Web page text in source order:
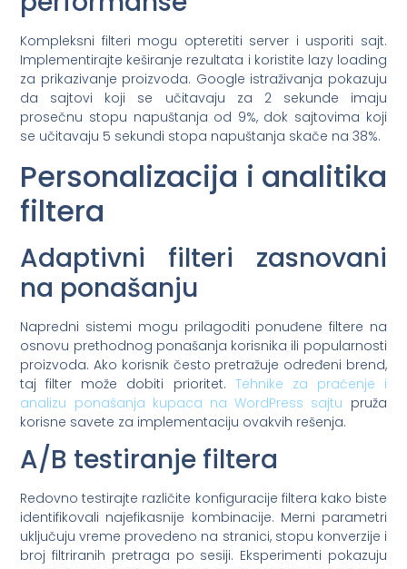
Kompleksni filteri mogu opteretiti server i usporiti sajt.
Implementirajte keširanje rezultata i koristite lazy loading
za prikazivanje proizvoda. Google istraživanja pokazuju
da sajtovi koji se učitavaju za 2 sekunde imaju
prosečnu stopu napuštanja od 9%, dok sajtovima koji
se učitavaju 5 sekundi stopa napuštanja skače na 38%.
Personalizacija i analitika
filtera
Adaptivni filteri zasnovani
na ponašanju
Napredni sistemi mogu prilagoditi ponuđene filtere na
osnovu prethodnog ponašanja korisnika ili popularnosti
proizvoda. Ako korisnik često pretražuje određeni brend,
taj filter može dobiti prioritet. Tehnike za praćenje i
analizu ponašanja kupaca na WordPress sajtu pruža
korisne savete za implementaciju ovakvih rešenja.
A/B testiranje filtera
Redovno testirajte različite konfiguracije filtera kako biste
identifikovali najefikasnije kombinacije. Merni parametri
uključuju vreme provedeno na stranici, stopu konverzije i
broj filtriranih pretraga po sesiji. Eksperimenti pokazuju